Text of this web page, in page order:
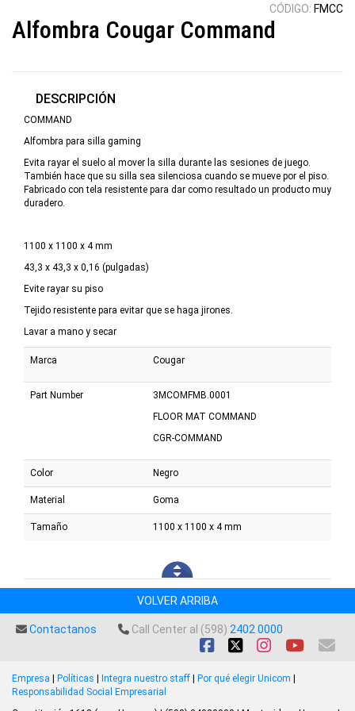
CÓDIGO: FMCC
Alfombra Cougar Command
DESCRIPCIÓN
COMMAND
Alfombra para silla gaming
Evita rayar el suelo al mover la silla durante las sesiones de juego.
También hace que su silla sea silenciosa cuando se mueve por el piso.
Fabricado con tela resistente para dar como resultado un producto muy
duradero.
1100 x 1100 x 4 mm
43,3 x 43,3 x 0,16 (pulgadas)
Evite rayar su piso
Tejido resistente para evitar que se haga jirones.
Lavar a mano y secar
Marca Cougar
Part Number
3MCOMFMB.0001
FLOOR MAT COMMAND
CGR-COMMAND
Color Negro
Material Goma
Tamaño 1100 x 1100 x 4 mm
VOLVER ARRIBA
Contactanos Call Center al (598) 2402 0000
Empresa Políticas Integra nuestro staff Por qué elegir Unicom
Responsabilidad Social Empresarial